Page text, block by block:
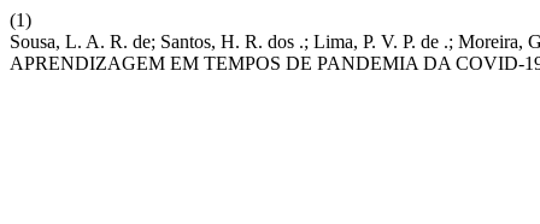
(1)
Sousa, L. A. R. de; Santos, H. R. dos .; Lima, P. V. P. de .;
APRENDIZAGEM EM TEMPOS DE PANDEMIA DA COVID-